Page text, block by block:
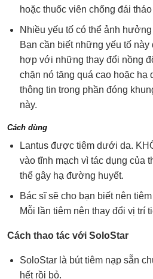
hoặc thuốc viên chống đái
Nhiều yếu tố có thể ảnh
Bạn cần biết những yếu tố
hợp với những thay đổi nồng
chặn nó tăng quá cao hoặc hạ
thông tin trong phần đóng
này.
Cách dùng
Lantus được tiêm dưới da.
vào tĩnh mạch vì tác dụng của
thể gây hạ đường huyết.
Bác sĩ sẽ cho bạn biết nên
Mỗi lần tiêm nên thay đổi vị trí
Cách thao tác với SoloStar
SoloStar là bút tiêm nạp sẵn
hết rồi bỏ.